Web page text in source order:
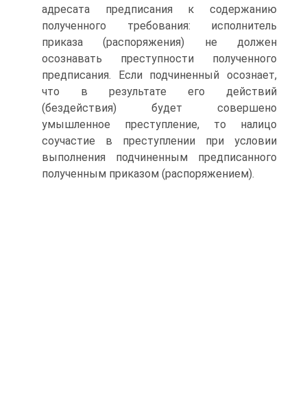
адресата предписания к содержанию
полученного требования: исполнитель
приказа (распоряжения) не должен
осознавать преступности полученного
предписания. Если подчиненный осознает,
что в результате его действий
(бездействия) будет совершено
умышленное преступление, то налицо
соучастие в преступлении при условии
выполнения подчиненным предписанного
полученным приказом (распоряжением).